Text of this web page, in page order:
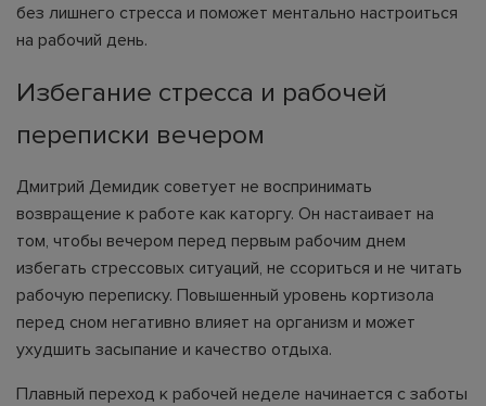
без лишнего стресса и поможет ментально настроиться
на рабочий день.
Избегание стресса и рабочей
переписки вечером
Дмитрий Демидик советует не воспринимать
возвращение к работе как каторгу. Он настаивает на
том, чтобы вечером перед первым рабочим днем
избегать стрессовых ситуаций, не ссориться и не читать
рабочую переписку. Повышенный уровень кортизола
перед сном негативно влияет на организм и может
ухудшить засыпание и качество отдыха.
Плавный переход к рабочей неделе начинается с заботы